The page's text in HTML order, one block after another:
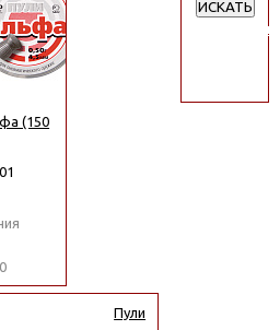
(150
Пули
ИСКАТЬ